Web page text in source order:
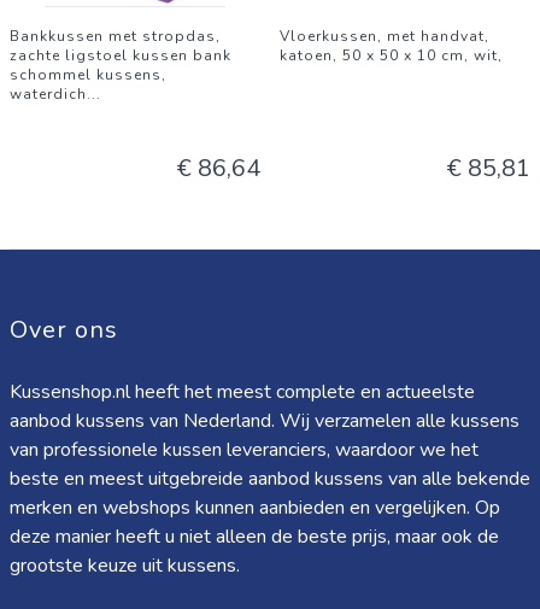
Bankkussen met stropdas,
zachte ligstoel kussen bank
schommel kussens,
waterdich...
€ 86,64
Vloerkussen, met handvat,
katoen, 50 x 50 x 10 cm, wit,
€ 85,81
Over ons
Kussenshop.nl heeft het meest complete en actueelste
aanbod kussens van Nederland. Wij verzamelen alle kussens
van professionele kussen leveranciers, waardoor we het
beste en meest uitgebreide aanbod kussens van alle bekende
merken en webshops kunnen aanbieden en vergelijken. Op
deze manier heeft u niet alleen de beste prijs, maar ook de
grootste keuze uit kussens.